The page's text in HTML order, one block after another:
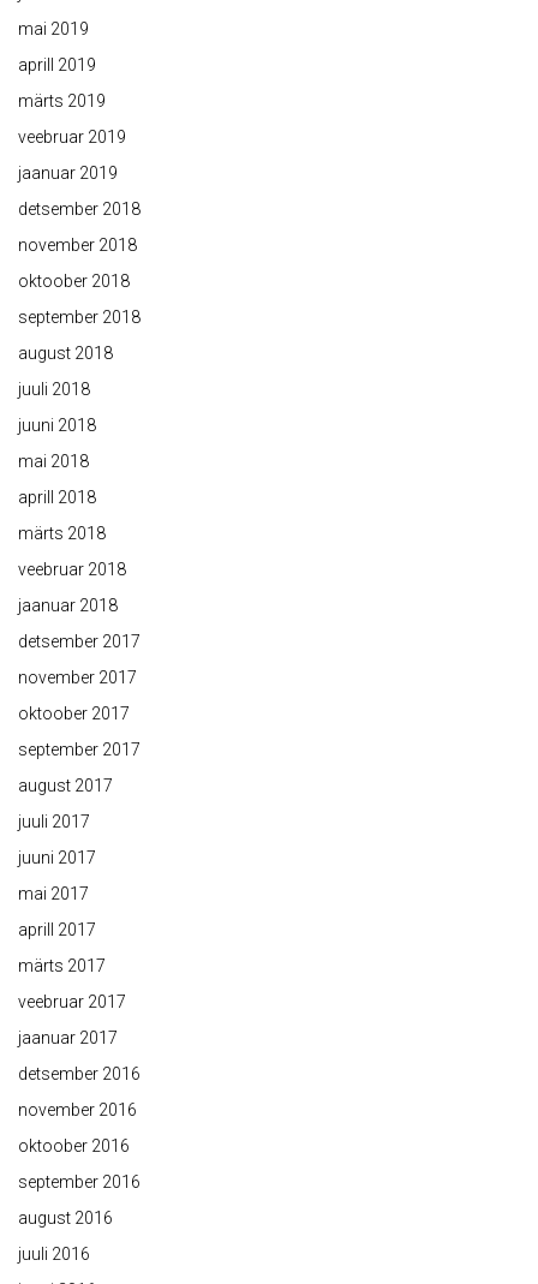
mai 2019
aprill 2019
märts 2019
veebruar 2019
jaanuar 2019
detsember 2018
november 2018
oktoober 2018
september 2018
august 2018
juuli 2018
juuni 2018
mai 2018
aprill 2018
märts 2018
veebruar 2018
jaanuar 2018
detsember 2017
november 2017
oktoober 2017
september 2017
august 2017
juuli 2017
juuni 2017
mai 2017
aprill 2017
märts 2017
veebruar 2017
jaanuar 2017
detsember 2016
november 2016
oktoober 2016
september 2016
august 2016
juuli 2016